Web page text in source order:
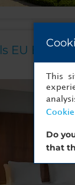
EU
This
Do
that